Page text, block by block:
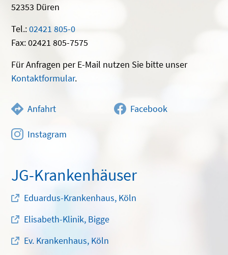
52353 Düren
Tel.:02421 805-0
Fax: 02421 805-7575
Für Anfragen per E-Mail nutzen Sie bitte unser
Kontaktformular.
Anfahrt Facebook
Instagram
JG-Krankenhäuser
Eduardus-Krankenhaus, Köln
Elisabeth-Klinik, Bigge
Ev. Krankenhaus, Köln